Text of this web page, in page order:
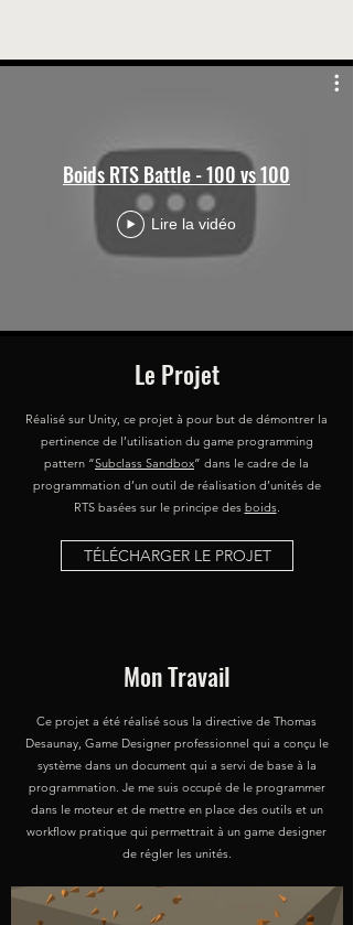
Boids RTS Battle - 100 vs 100
Lire la vidéo
Le Projet
Réalisé sur Unity, ce projet à pour but de démontrer la
pertinence de l’utilisation du game programming
pattern “Subclass Sandbox” dans le cadre de la
programmation d’un outil de réalisation d’unités de
RTS basées sur le principe des boids.
TÉLÉCHARGER LE PROJET
Mon Travail
Ce projet a été réalisé sous la directive de Thomas
Desaunay, Game Designer professionnel qui a conçu le
système dans un document qui a servi de base à la
programmation. Je me suis occupé de le programmer
dans le moteur et de mettre en place des outils et un
workflow pratique qui permettrait à un game designer
de régler les unités.